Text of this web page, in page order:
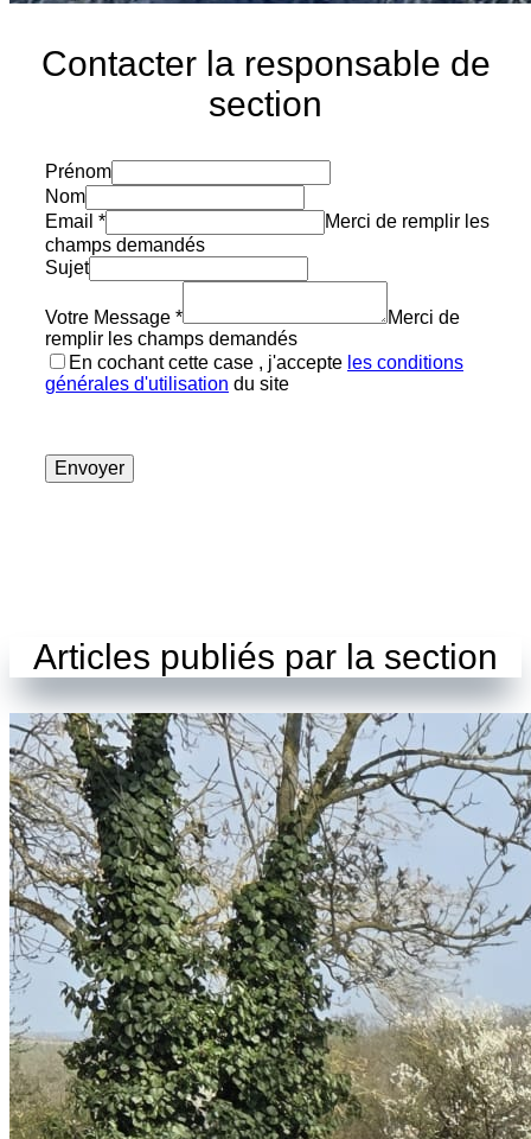
Contacter la responsable de
section
Prénom
Nom
Email *
Merci de remplir les
champs demandés
Sujet
Votre Message *
Merci de
remplir les champs demandés
En cochant cette case , j'accepte les conditions
générales d'utilisation du site
Envoyer
Articles publiés par la section